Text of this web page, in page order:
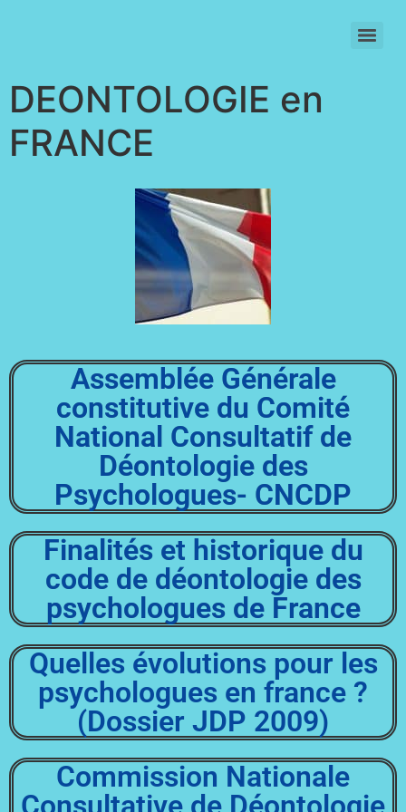
DEONTOLOGIE en
FRANCE
Assemblée Générale
constitutive du Comité
National Consultatif de
Déontologie des
Psychologues- CNCDP
Finalités et historique du
code de déontologie des
psychologues de France
Quelles évolutions pour les
psychologues en france ?
(Dossier JDP 2009)
Commission Nationale